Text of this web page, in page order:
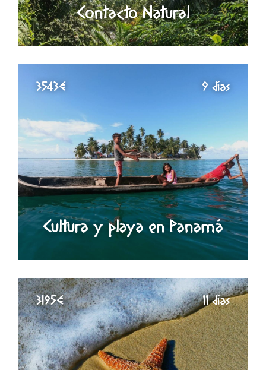
Contacto Natural
Cultura y playa en Panamá
3543€ 9 días
3195€ 11 días